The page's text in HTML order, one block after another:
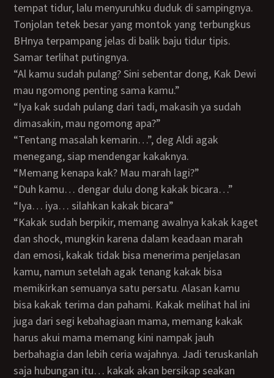
tempat tidur, lalu menyuruhku duduk di sampingnya.
Tonjolan tetek besar yang montok yang terbungkus
BHnya terpampang jelas di balik baju tidur tipis.
Samar terlihat putingnya.
“Al kamu sudah pulang? Sini sebentar dong, Kak Dewi
mau ngomong penting sama kamu.”
“Iya kak sudah pulang dari tadi, makasih ya sudah
dimasakin, mau ngomong apa?”
“Tentang masalah kemarin…”, deg Aldi agak
menegang, siap mendengar kakaknya.
“Memang kenapa kak? Mau marah lagi?”
“Duh kamu… dengar dulu dong kakak bicara…”
“Iya… iya… silahkan kakak bicara”
“Kakak sudah berpikir, memang awalnya kakak kaget
dan shock, mungkin karena dalam keadaan marah
dan emosi, kakak tidak bisa menerima penjelasan
kamu, namun setelah agak tenang kakak bisa
memikirkan semuanya satu persatu. Alasan kamu
bisa kakak terima dan pahami. Kakak melihat hal ini
juga dari segi kebahagiaan mama, memang kakak
harus akui mama memang kini nampak jauh
berbahagia dan lebih ceria wajahnya. Jadi teruskanlah
saja hubungan itu… kakak akan bersikap seakan